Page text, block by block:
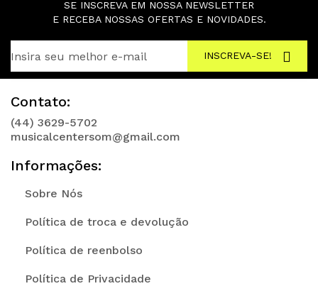
SE INSCREVA EM NOSSA NEWSLETTER
E RECEBA NOSSAS OFERTAS E NOVIDADES.
INSCREVA-SE!
Contato:
(44) 3629-5702
musicalcentersom@gmail.com
Informações:
Sobre Nós
Política de troca e devolução
Política de reenbolso
Política de Privacidade